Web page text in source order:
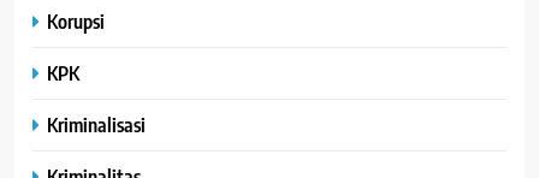
Korupsi
KPK
Kriminalisasi